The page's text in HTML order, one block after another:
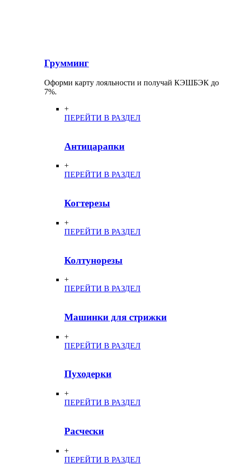
Грумминг
Оформи карту лояльности и получай КЭШБЭК до
7%.
+
ПЕРЕЙТИ В РАЗДЕЛ
Антицарапки
+
ПЕРЕЙТИ В РАЗДЕЛ
Когтерезы
+
ПЕРЕЙТИ В РАЗДЕЛ
Колтунорезы
+
ПЕРЕЙТИ В РАЗДЕЛ
Машинки для стрижки
+
ПЕРЕЙТИ В РАЗДЕЛ
Пуходерки
+
ПЕРЕЙТИ В РАЗДЕЛ
Расчески
+
ПЕРЕЙТИ В РАЗДЕЛ